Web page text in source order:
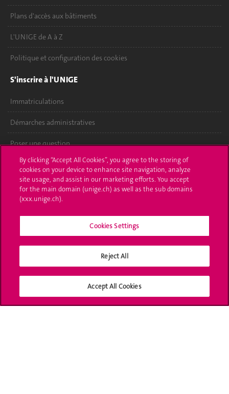
Plans d'accès aux bâtiments
L'UNIGE de A à Z
Politique et configuration des cookies
S'inscrire à l'UNIGE
Immatriculations
Démarches administratives
Poser une question
L'UNIGE vous informe
UNIGE Mobile
Bibliothèque
Médias sociaux UNIGE
By clicking “Accept All Cookies”, you agree to the storing of
cookies on your device to enhance site navigation, analyze
site usage, and assist in our marketing efforts. You accept
for the main domain (unige.ch) as well as the sub domains
(xxx.unige.ch).
Cookies Settings
Reject All
Accept All Cookies